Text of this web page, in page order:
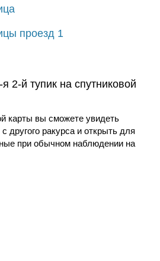
проезд 1
2-й тупик на спутниковой
карты вы сможете увидеть
другого ракурса и открыть для
при обычном наблюдении на